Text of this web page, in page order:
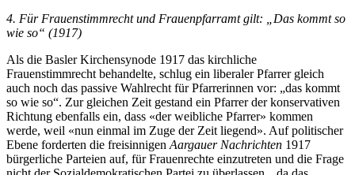
4. Für Frauenstimmrecht und Frauenpfarramt gilt: „Das kommt so
wie so“ (1917)
Als die Basler Kirchensynode 1917 das kirchliche
Frauenstimmrecht behandelte, schlug ein liberaler Pfarrer gleich
auch noch das passive Wahlrecht für Pfarrerinnen vor: „das kommt
so wie so“. Zur gleichen Zeit gestand ein Pfarrer der konservativen
Richtung ebenfalls ein, dass «der weibliche Pfarrer» kommen
werde, weil «nun einmal im Zuge der Zeit liegend». Auf politischer
Ebene forderten die freisinnigen Aargauer Nachrichten 1917
bürgerliche Parteien auf, für Frauenrechte einzutreten und die Frage